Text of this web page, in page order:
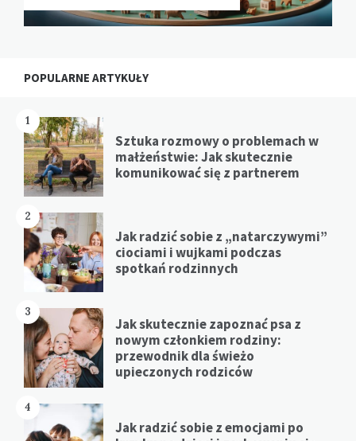
POPULARNE ARTYKUŁY
1
Sztuka rozmowy o problemach w
małżeństwie: Jak skutecznie
komunikować się z partnerem
2
Jak radzić sobie z „natarczywymi”
ciociami i wujkami podczas
spotkań rodzinnych
3
Jak skutecznie zapoznać psa z
nowym członkiem rodziny:
przewodnik dla świeżo
upieczonych rodziców
4
Jak radzić sobie z emocjami po